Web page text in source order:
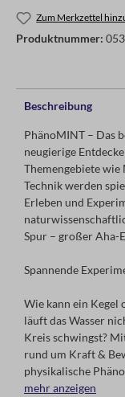
Zum Merkzettel
Produktnummer:
Beschreibung
PhänoMINT – Das
neugierige
Themengebiete
Technik werden
Erleben und Experimentieren kommen die Kinder den
Spur – großer Aha-
Spannende
Wie kann ein Kegel
läuft das Wasser
Kreis schwingst?
rund um Kraft &
mehr anzeigen